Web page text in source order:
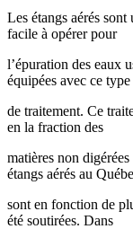
Les étangs aérés
facile à opérer pour
l’épuration des eaux
équipées avec ce type
de traitement. Ce
en la fraction des
matières non
étangs aérés au
sont en fonction de
été soutirées. Dans